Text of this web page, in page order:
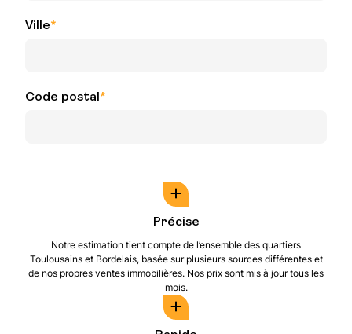
Ville
Code postal
Précise
Notre estimation tient compte de l’ensemble des quartiers
Toulousains et Bordelais, basée sur plusieurs sources différentes et
de nos propres ventes immobilières. Nos prix sont mis à jour tous les
mois.